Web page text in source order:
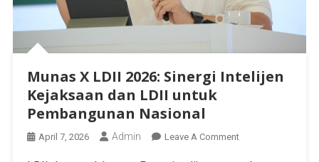
Munas X LDII 2026: Sinergi Intelijen
Kejaksaan dan LDII untuk
Pembangunan Nasional
April 7, 2026 Admin Leave A Comment